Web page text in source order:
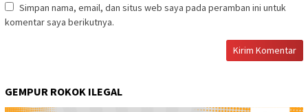
Simpan nama, email, dan situs web saya pada peramban ini untuk
komentar saya berikutnya.
GEMPUR ROKOK ILEGAL